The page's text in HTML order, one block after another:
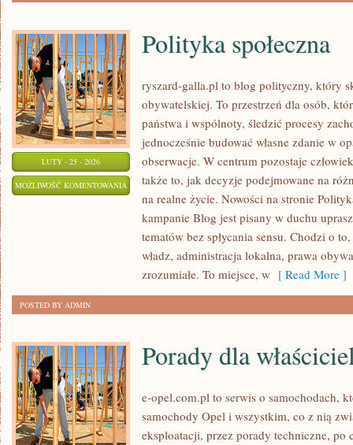
LUTY - 25 - 2026
MOŻLIWOŚĆ KOMENTOWANIA POLITYKA
SPOŁECZNA
Polityka społeczna
ryszard-galla.pl to blog polityczny, który
obywatelskiej. To przestrzeń dla osób,
państwa i wspólnoty, śledzić procesy
jednocześnie budować własne zdanie w
obserwacje. W centrum pozostaje
także to, jak decyzje podejmowane na
na realne życie. Nowości na stronie
kampanie Blog jest pisany w duchu
tematów bez spłycania sensu. Chodzi o
władz, administracja lokalna, prawa
zrozumiałe. To miejsce, w [ Read More ]
POSTED BY ADMIN
Porady dla
e-opel.com.pl to serwis o samochodach,
samochody Opel i wszystkim, co z nią
eksploatacji, przez porady techniczne, po